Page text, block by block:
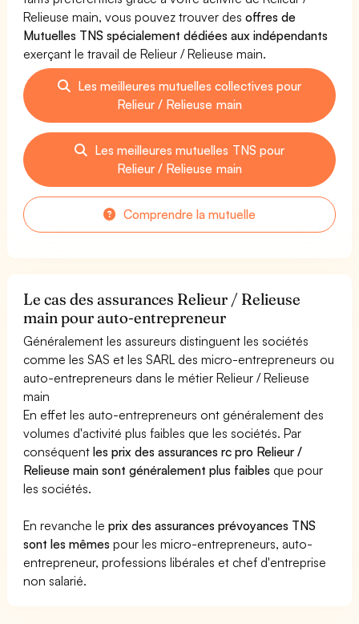
Relieuse main, vous pouvez trouver desoffres de
Mutuelles TNS spécialement dédiées aux indépendants
exerçant le travail de Relieur / Relieuse main.
Les meilleures mutuelles collectives pour
Relieur / Relieuse main
Les meilleures mutuelles TNS pour
Relieur / Relieuse main
Comprendre la mutuelle
Le cas des assurances Relieur / Relieuse
main pour auto-entrepreneur
Généralement les assureurs distinguent les sociétés
comme les SAS et les SARL des micro-entrepreneurs ou
auto-entrepreneurs dans le métier Relieur / Relieuse
main
En effet les auto-entrepreneurs ont généralement des
volumes d'activité plus faibles que les sociétés. Par
conséquentles prix des assurances rc pro Relieur /
Relieuse main sont généralement plus faibles que pour
les sociétés.
En revanche leprix des assurances prévoyances TNS
sont les mêmes pour les micro-entrepreneurs, auto-
entrepreneur, professions libérales et chef d'entreprise
non salarié.